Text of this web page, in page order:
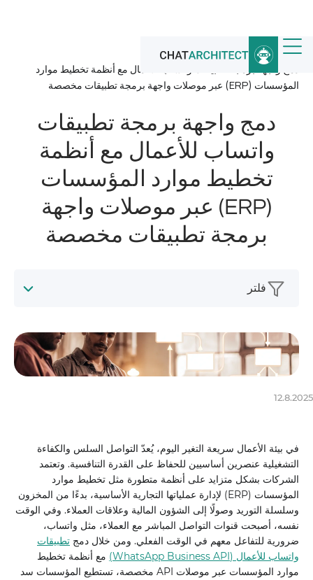
الرئيسية / أخبار /
دمج واجهة برمجة تطبيقات واتساب للأعمال مع أنظمة تخطيط موارد
المؤسسات (ERP) عبر موصلات واجهة برمجة تطبيقات مخصصة
دمج واجهة برمجة تطبيقات
واتساب للأعمال مع أنظمة
تخطيط موارد المؤسسات
(ERP) عبر موصلات واجهة
برمجة تطبيقات مخصصة
12.8.2025
في بيئة الأعمال سريعة التغير اليوم، يُعدّ التواصل السلس والكفاءة
التشغيلية عنصرين أساسيين للحفاظ على القدرة التنافسية. وتعتمد
الشركات بشكل متزايد على أنظمة متطورة مثل تخطيط موارد
المؤسسات (ERP) لإدارة عملياتها التجارية الأساسية، بدءًا من المخزون
وسلسلة التوريد وصولًا إلى الشؤون المالية وعلاقات العملاء. وفي الوقت
نفسه، أصبحت قنوات التواصل المباشر مع العملاء، مثل واتساب،
ضرورية للتفاعل معهم في الوقت الفعلي. ومن خلال دمج تطبيقات
واتساب للأعمال (WhatsApp Business API)
مع أنظمة تخطيط
موارد المؤسسات عبر موصلات API مخصصة، تستطيع المؤسسات سد
فلتر